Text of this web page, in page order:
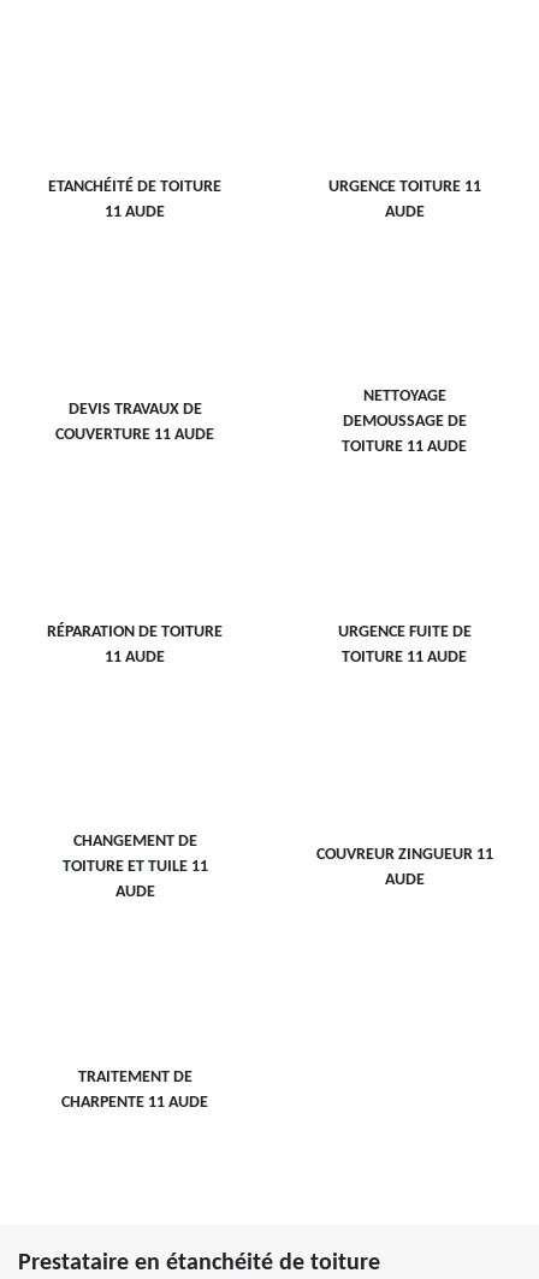
ETANCHÉITÉ DE TOITURE
11 AUDE
URGENCE TOITURE 11
AUDE
DEVIS TRAVAUX DE
COUVERTURE 11 AUDE
NETTOYAGE
DEMOUSSAGE DE
TOITURE 11 AUDE
RÉPARATION DE TOITURE
11 AUDE
URGENCE FUITE DE
TOITURE 11 AUDE
CHANGEMENT DE
TOITURE ET TUILE 11
AUDE
COUVREUR ZINGUEUR 11
AUDE
TRAITEMENT DE
CHARPENTE 11 AUDE
Prestataire en étanchéité de toiture